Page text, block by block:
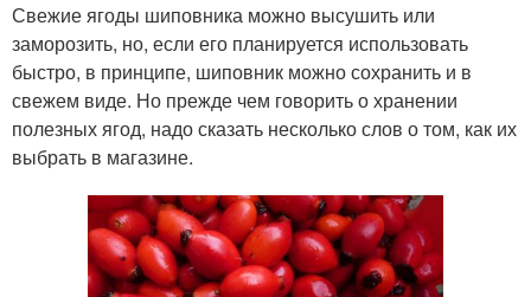
Свежие ягоды шиповника можно высушить или
заморозить, но, если его планируется использовать
быстро, в принципе, шиповник можно сохранить и в
свежем виде. Но прежде чем говорить о хранении
полезных ягод, надо сказать несколько слов о том, как их
выбрать в магазине.